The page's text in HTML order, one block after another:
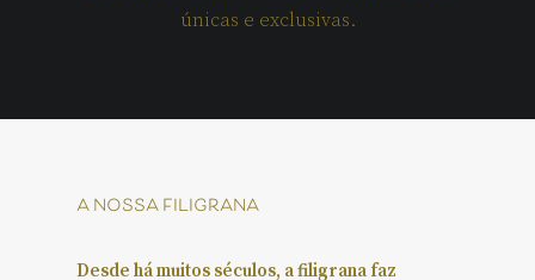
únicas e exclusivas.
a nossa filigrana
Desde há muitos séculos, a filigrana faz